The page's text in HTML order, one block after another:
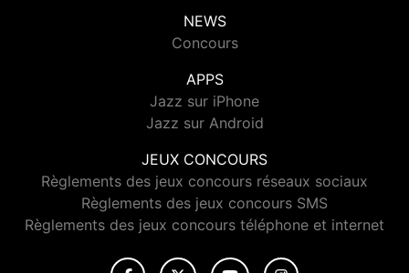
NEWS
Concours
APPS
Jazz sur iPhone
Jazz sur Android
JEUX CONCOURS
Règlements des jeux concours réseaux sociaux
Règlements des jeux concours SMS
Règlements des jeux concours téléphone et internet